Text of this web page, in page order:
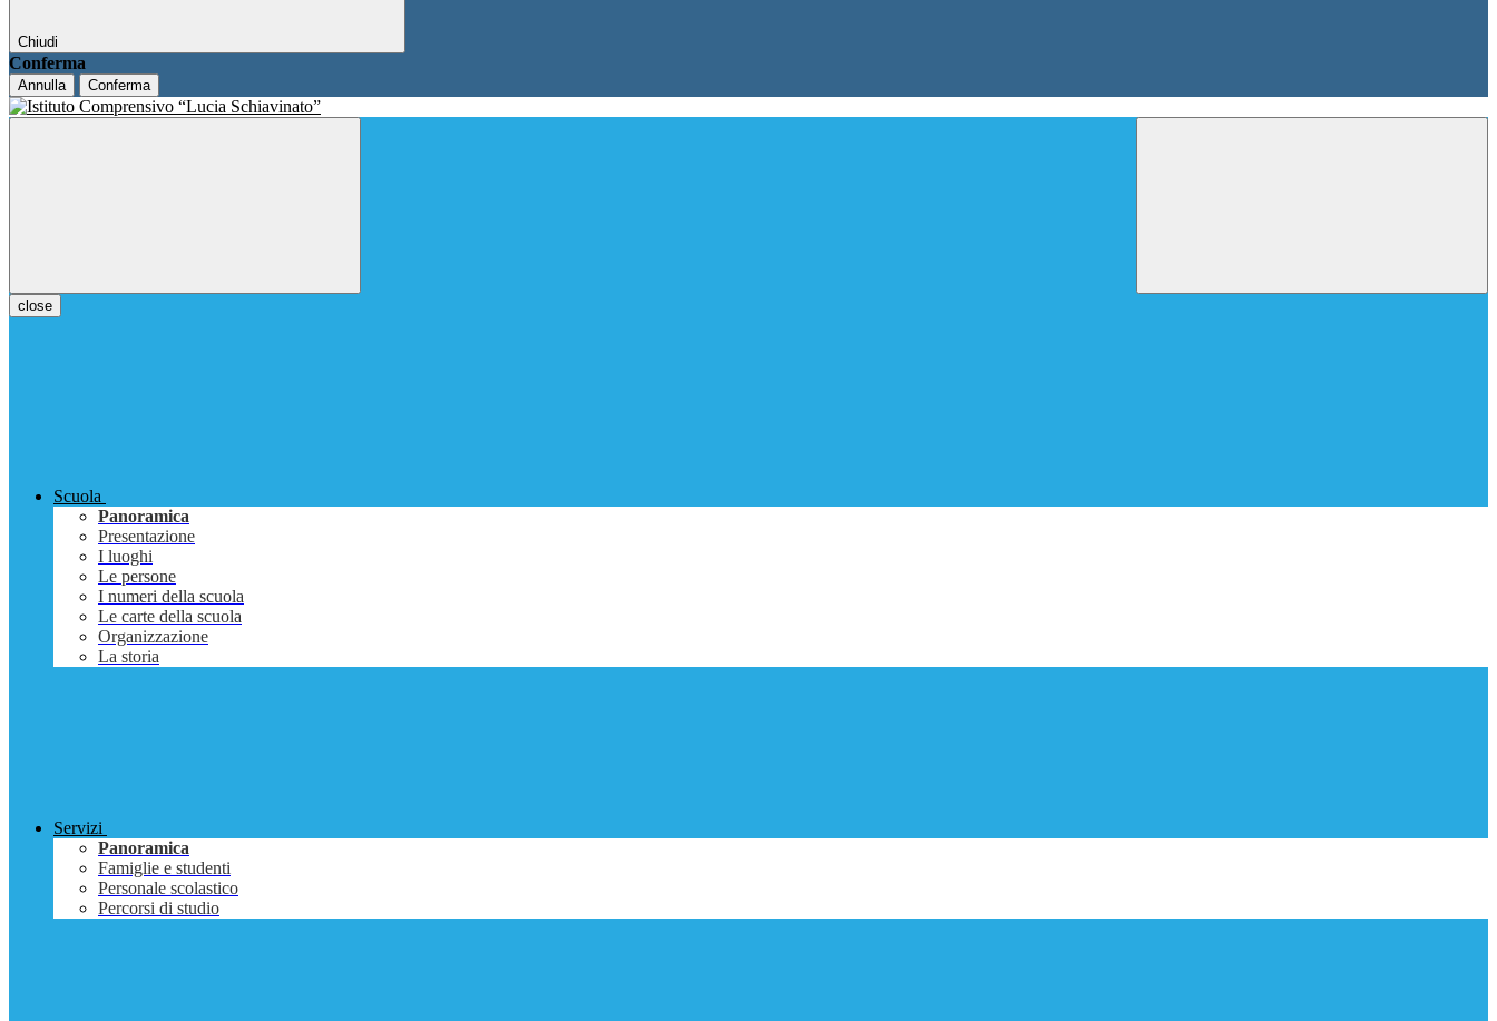
Chiudi
Conferma
Annulla Conferma
close
Scuola
Panoramica
Presentazione
I luoghi
Le persone
I numeri della scuola
Le carte della scuola
Organizzazione
La storia
Servizi
Panoramica
Famiglie e studenti
Personale scolastico
Percorsi di studio